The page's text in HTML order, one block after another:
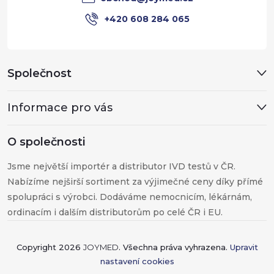
+420 608 284 065
Společnost
Informace pro vás
O společnosti
Jsme největší importér a distributor IVD testů v ČR.
Nabízíme nejširší sortiment za výjimečné ceny díky přímé
spolupráci s výrobci. Dodáváme nemocnicím, lékárnám,
ordinacím i dalším distributorům po celé ČR i EU.
Copyright 2026 JOYMED. Všechna práva vyhrazena. Upravit
nastavení cookies